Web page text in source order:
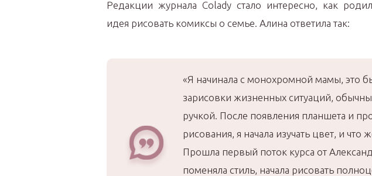
Редакции журнала Colady стало интересно, как
идея рисовать комиксы о семье. Алина ответила так:
«Я начинала с монохромной мамы, это
зарисовки жизненных ситуаций,
ручкой. После появления планшета и
рисования, я начала изучать цвет, и что
Прошла первый поток курса от
поменяла стиль, начала рисовать